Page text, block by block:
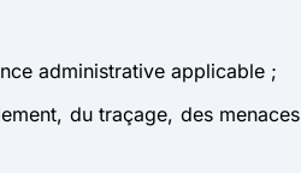
administrative applicable ;
du traçage, des menaces